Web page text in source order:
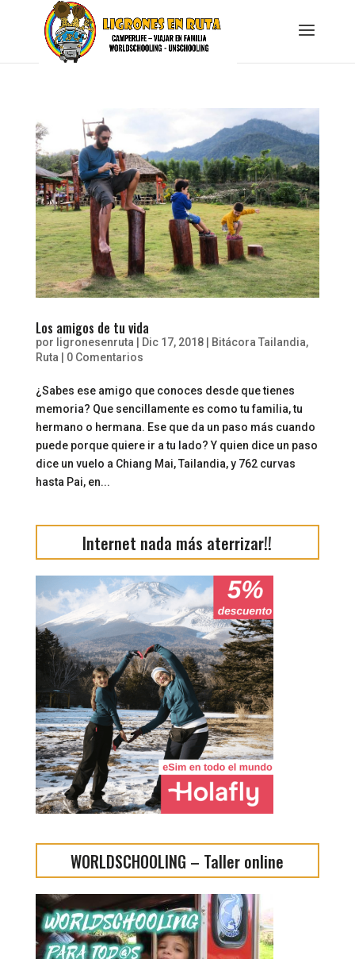
Los amigos de tu vida
por ligronesenruta Dic 17, 2018| Bitácora Tailandia,
Ruta
0 Comentarios
¿Sabes ese amigo que conoces desde que tienes
memoria? Que sencillamente es como tu familia, tu
hermano o hermana. Ese que da un paso más cuando
puede porque quiere ir a tu lado? Y quien dice un paso
dice un vuelo a Chiang Mai, Tailandia, y 762 curvas
hasta Pai, en...
Internet nada más aterrizar!!
WORLDSCHOOLING – Taller online